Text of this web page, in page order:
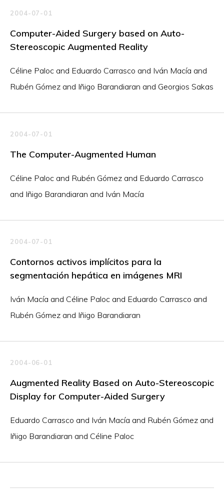
2004-07-01
Computer-Aided Surgery based on Auto-
Stereoscopic Augmented Reality
Céline Paloc and Eduardo Carrasco and Iván Macía and
Rubén Gómez and Iñigo Barandiaran and Georgios Sakas
2004-07-01
The Computer-Augmented Human
Céline Paloc and Rubén Gómez and Eduardo Carrasco
and Iñigo Barandiaran and Iván Macía
2004-07-01
Contornos activos implícitos para la
segmentación hepática en imágenes MRI
Iván Macía and Céline Paloc and Eduardo Carrasco and
Rubén Gómez and Iñigo Barandiaran
2004-06-01
Augmented Reality Based on Auto-Stereoscopic
Display for Computer-Aided Surgery
Eduardo Carrasco and Iván Macía and Rubén Gómez and
Iñigo Barandiaran and Céline Paloc